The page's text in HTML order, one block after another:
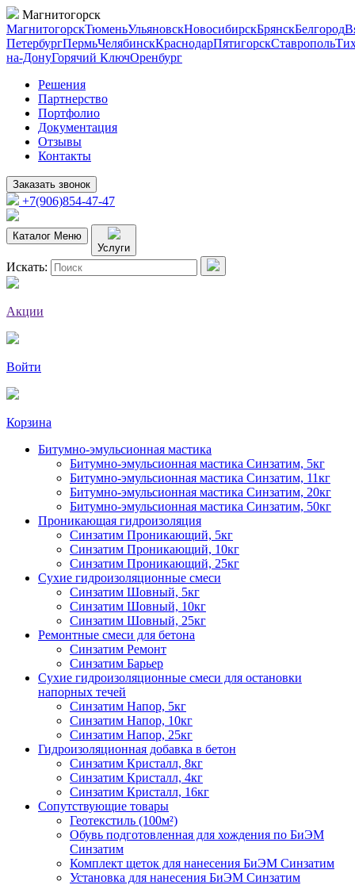
Магнитогорск
МагнитогорскТюменьУльяновскНовосибирскБрянскБелгород
ПетербургПермьЧелябинскКраснодарПятигорскСтаврополь
на-ДонуГорячий КлючОренбург
Решения
Партнерство
Портфолио
Документация
Отзывы
Контакты
Заказать звонок
+7(906)854-47-47
Каталог Меню
Услуги
Искать:
Акции
Войти
Корзина
Битумно-эмульсионная мастика
Битумно-эмульсионная мастика Синзатим, 5кг
Битумно-эмульсионная мастика Синзатим, 11кг
Битумно-эмульсионная мастика Синзатим, 20кг
Битумно-эмульсионная мастика Синзатим, 50кг
Проникающая гидроизоляция
Синзатим Проникающий, 5кг
Синзатим Проникающий, 10кг
Синзатим Проникающий, 25кг
Сухие гидроизоляционные смеси
Синзатим Шовный, 5кг
Синзатим Шовный, 10кг
Синзатим Шовный, 25кг
Ремонтные смеси для бетона
Синзатим Ремонт
Синзатим Барьер
Сухие гидроизоляционные смеси для остановки
напорных течей
Синзатим Напор, 5кг
Синзатим Напор, 10кг
Синзатим Напор, 25кг
Гидроизоляционная добавка в бетон
Синзатим Кристалл, 8кг
Синзатим Кристалл, 4кг
Синзатим Кристалл, 16кг
Сопутствующие товары
Геотекстиль (100м²)
Обувь подготовленная для хождения по БиЭМ
Синзатим
Комплект щеток для нанесения БиЭМ Синзатим
Установка для нанесения БиЭМ Синзатим